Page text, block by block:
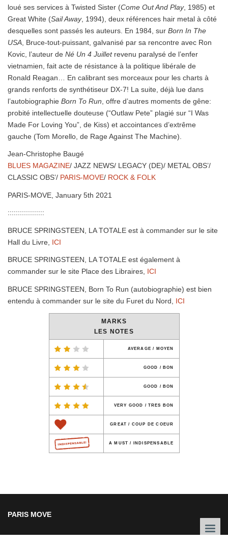
loué ses services à Twisted Sister (Come Out And Play, 1985) et
Great White (Sail Away, 1994), deux références hair metal à côté
desquelles sont passés les auteurs. En 1984, sur Born In The
USA , Bruce-tout-puissant, galvanisé par sa rencontre avec Ron
Kovic, l’auteur de Né Un 4 Juilletrevenu paralysé de l’enfer
vietnamien, fait acte de résistance à la politique libérale de
Ronald Reagan… En calibrant ses morceaux pour les charts à
grands renforts de synthétiseur DX-7! La suite, déjà lue dans
l’autobiographie Born To Run , offre d’autres moments de gêne:
probité intellectuelle douteuse (“Outlaw Pete” plagié sur “I Was
Made For Loving You”, de Kiss) et accointances d’extrême
gauche (Tom Morello, de Rage Against The Machine).
Jean-Christophe Baugé
BLUES MAGAZINE/ JAZZ NEWS/ LEGACY (DE)/ METAL OBS’/
CLASSIC OBS’/ PARIS-MOVE/ ROCK & FOLK
PARIS-MOVE, January 5th 2021
::::::::::::::::::
BRUCE SPRINGSTEEN, LA TOTALE est à commander sur le site
Hall du Livre, ICI
BRUCE SPRINGSTEEN, LA TOTALE est également à
commander sur le site Place des Libraires, ICI
BRUCE SPRINGSTEEN, Born To Run (autobiographie) est bien
entendu à commander sur le site du Furet du Nord, ICI
MARKS
LES NOTES
AVERAGE / MOYEN
GOOD / BON
GOOD / BON
VERY GOOD / TRES BON
GREAT / COUP DE COEUR
A MUST / INDISPENSABLE
PARIS MOVE